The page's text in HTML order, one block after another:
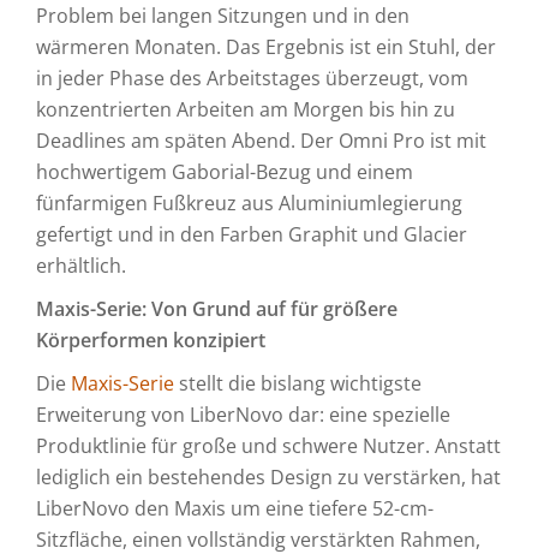
Problem bei langen Sitzungen und in den
wärmeren Monaten. Das Ergebnis ist ein Stuhl, der
in jeder Phase des Arbeitstages überzeugt, vom
konzentrierten Arbeiten am Morgen bis hin zu
Deadlines am späten Abend. Der Omni Pro ist mit
hochwertigem Gaborial-Bezug und einem
fünfarmigen Fußkreuz aus Aluminiumlegierung
gefertigt und in den Farben Graphit und Glacier
erhältlich.
Maxis-Serie: Von Grund auf für größere
Körperformen konzipiert
Die Maxis-Serie stellt die bislang wichtigste
Erweiterung von LiberNovo dar: eine spezielle
Produktlinie für große und schwere Nutzer. Anstatt
lediglich ein bestehendes Design zu verstärken, hat
LiberNovo den Maxis um eine tiefere 52-cm-
Sitzfläche, einen vollständig verstärkten Rahmen,